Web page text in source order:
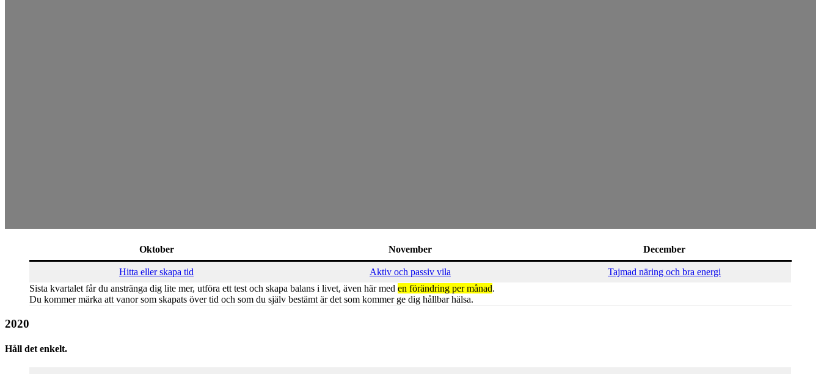
Oktober November December
Hitta eller skapa tid Aktiv och passiv vila
Tajmad näring och bra energi
Sista kvartalet får du anstränga dig lite mer, utföra ett test och skapa balans i livet, även här med en förändring per månad.
Du kommer märka att vanor som skapats över tid och som du själv bestämt är det som kommer ge dig hållbar hälsa.
2020
Håll det enkelt.